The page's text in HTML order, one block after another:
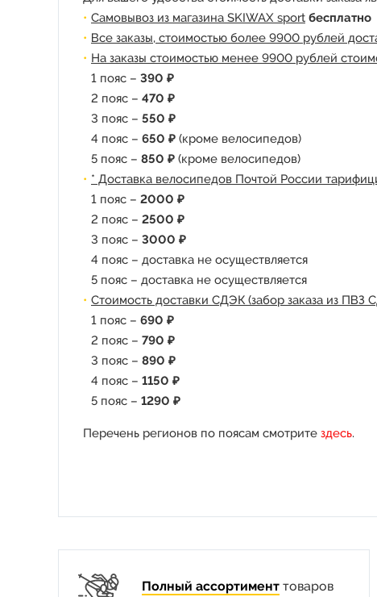
Самовывоз из магазина SKIWAX sport бесплатно
Все заказы, стоимостью более 9900 рублей
На заказы стоимостью менее 9900 рублей
1 пояс – 390 ₽
2 пояс – 470 ₽
3 пояс – 550 ₽
4 пояс – 650 ₽ (кроме велосипедов)
5 пояс – 850 ₽ (кроме велосипедов)
* Доставка велосипедов Почтой России
1 пояс – 2000 ₽
2 пояс – 2500 ₽
3 пояс – 3000 ₽
4 пояс – доставка не осуществляется
5 пояс – доставка не осуществляется
Стоимость доставки СДЭК (забор заказа из ПВЗ
1 пояс – 690 ₽
2 пояс – 790 ₽
3 пояс – 890 ₽
4 пояс – 1150 ₽
5 пояс – 1290 ₽
Перечень регионов по поясам смотрите здесь.
Полный ассортименттоваров